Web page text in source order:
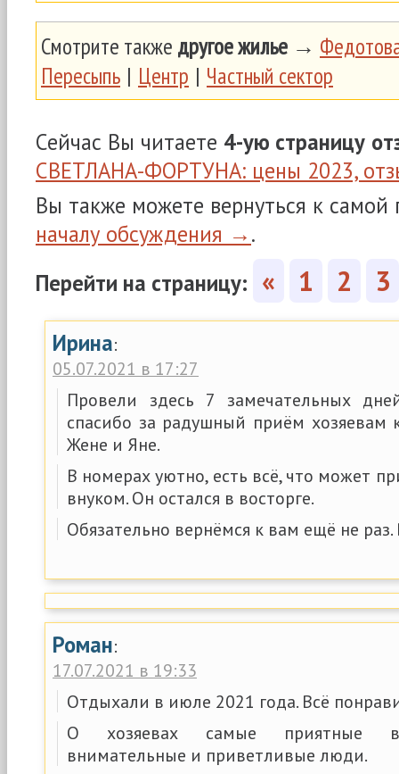
Смотрите также другое жилье →
Пересыпь | Центр | Частный сектор
Сейчас Вы читаете 4-ую страницу
СВЕТЛАНА-ФОРТУНА: цены 2023,
Вы также можете вернуться к самой
началу обсуждения →.
Перейти на страницу: « 1 2 3
Ирина:
05.07.2021 в 17:27
Провели здесь 7 замечательных
спасибо за радушный приём хозяевам
Жене и Яне.
В номерах уютно, есть всё, что может
внуком. Он остался в восторге.
Обязательно вернёмся к вам ещё не
Роман:
17.07.2021 в 19:33
Отдыхали в июле 2021 года. Всё
О хозяевах самые приятные
внимательные и приветливые люди.